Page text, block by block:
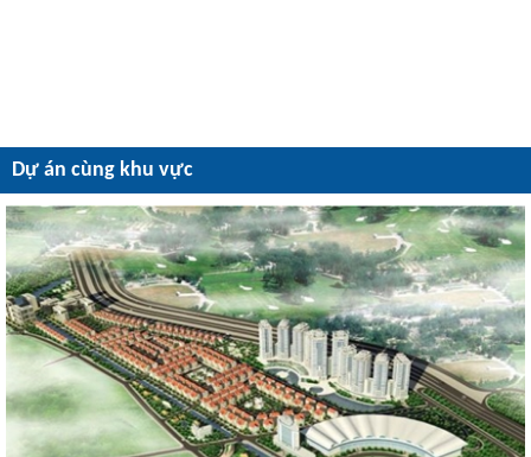
Dự án cùng khu vực